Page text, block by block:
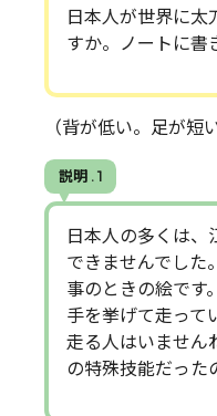
日本人が世界に太
すか。ノートに書
（背が低い。足が短
説明 . 1
日本人の多くは、
できませんでした
事のときの絵です
手を挙げて走って
走る人はいません
の特殊技能だった